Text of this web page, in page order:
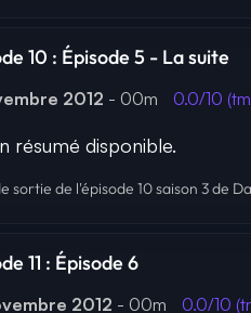
10 : Épisode 5 - La suite
2012 - 00m 0.0/10
résumé disponible.
sortie de l'épisode 10 saison 3 de
11 : Épisode 6
2012 - 00m 0.0/10